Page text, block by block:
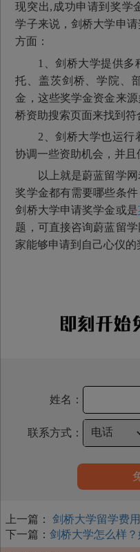
现突出,成功申请到奖学
学子来说，剑桥大学申
方面：
1、剑桥大学提供多
托、盖茨剑桥、学院、
金，这些奖学金资金来
桥资助搜索页面来找到符
2、剑桥大学也运行
协调一些资助机会，并且
以上就是蔚蓝留学网
奖学金都有需要哪些条
剑桥大学申请奖学金或是
题，可直接咨询蔚蓝留
家能够申请到自己心仪的
姓名：
联系方式：
上一篇：
剑桥大学留学费
下一篇： 剑桥大学怎么样